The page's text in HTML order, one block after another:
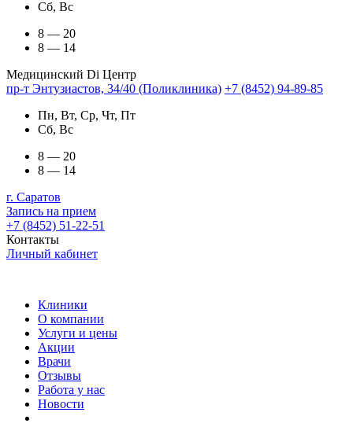
Сб, Вс
8 — 20
8 — 14
Медицинский Di Центр
пр-т Энтузиастов, 34/40 (Поликлиника) +7 (8452) 94-89-85
Пн, Вт, Ср, Чт, Пт
Сб, Вс
8 — 20
8 — 14
г. Саратов
Запись на прием
+7 (8452) 51-22-51
Контакты
Личный кабинет
Клиники
О компании
Услуги и цены
Акции
Врачи
Отзывы
Работа у нас
Новости